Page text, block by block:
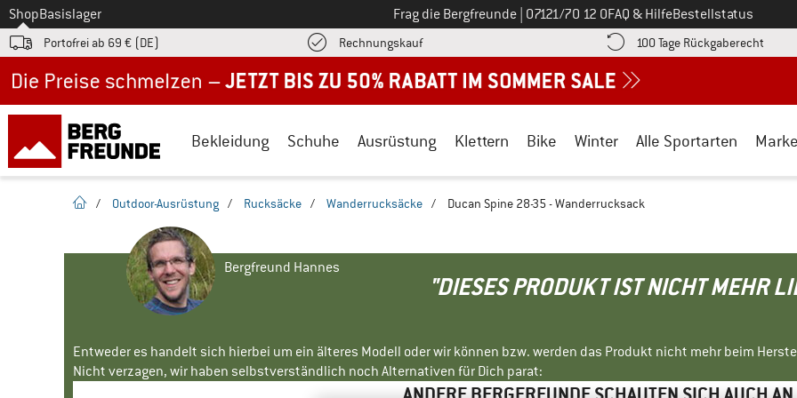
Zum
ShopBasislager Frag die Bergfreunde Ruf uns an unter
07121/70 12 0FAQ & HilfeBestellstatus
Portofrei ab 69 € (DE) RechnungskaufFinde die Zahlungs-Infos hier! Öffnet sich in einer Infobox
100 Tage Rückgaberecht
Bekleidung Schuhe Ausrüstung Klettern Bike Winter Alle Sportarten
Startseite
/ Outdoor-Ausrüstung / Rucksäcke / Wanderrucksäcke / Ducan Spine 28-35 - Wanderrucksack
Bergfreund Hannes
"DIESES PRODUKT IST NICHT MEHR
Entweder es handelt sich hierbei um ein älteres Modell oder wir können bzw. werden das Produkt nicht mehr beim
Nicht verzagen, wir haben selbstverständlich noch Alternativen für Dich parat: